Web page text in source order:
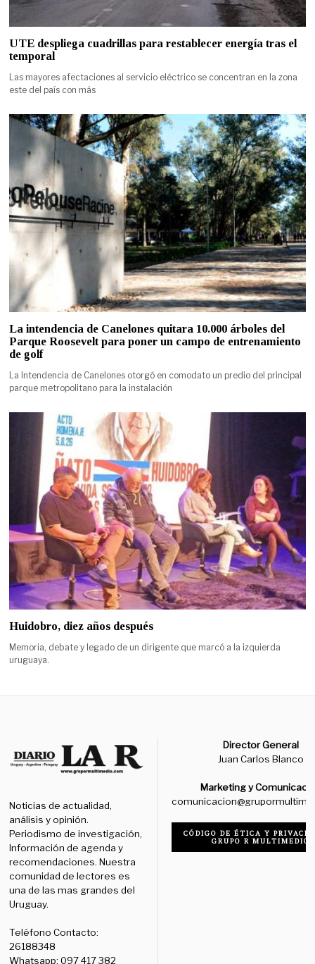
UTE despliega cuadrillas para restablecer energía tras el
temporal
Las mayores afectaciones al servicio eléctrico se concentran en la zona
este del país con más
La intendencia de Canelones quitara 10.000 árboles del
Parque Roosevelt para poner un campo de entrenamiento
de golf
La Intendencia de Canelones otorgó en comodato un predio del principal
parque metropolitano para la instalación
Huidobro, diez años después
Memoria, debate y legado de un dirigente que marcó a la izquierda
uruguaya.
Noticias de actualidad,
análisis y opinión.
Periodismo de investigación,
Información de agenda y
recomendaciones. Nuestra
comunidad de lectores es
una de las mas grandes del
Uruguay.
Teléfono Contacto:
26188348
Whatsapp: 097 417 382
Director General
Juan Carlos Blanco
Marketing y
CÓDIGO DE ÉTICA Y
GRUPO R MULTIMEDIO